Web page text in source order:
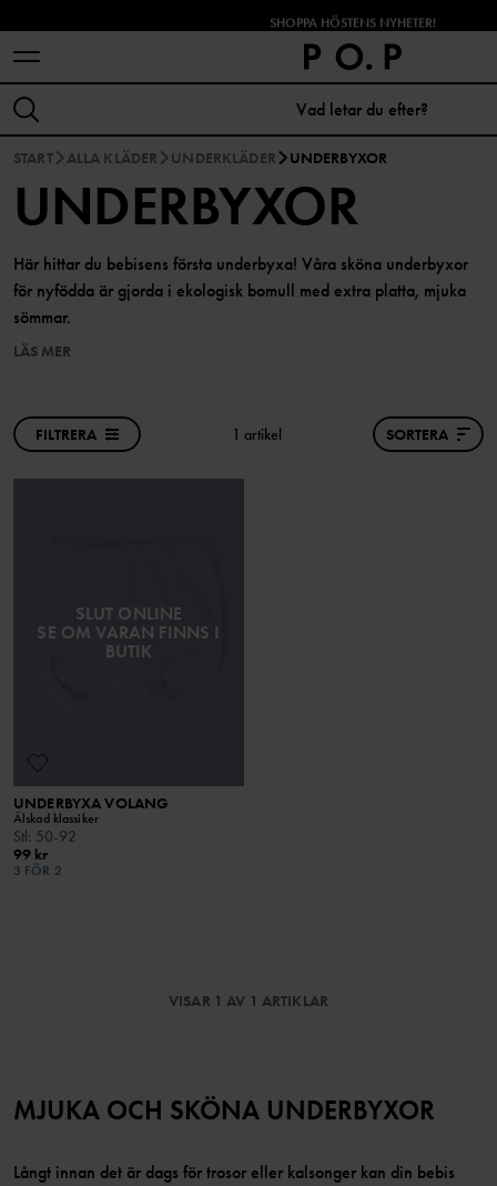
SHOPPA HÖSTENS NYHETER!
START ALLA KLÄDER UNDERKLÄDER UNDERBYXOR
UNDERBYXOR
Här hittar du bebisens första underbyxa! Våra sköna underbyxor
för nyfödda är gjorda i ekologisk bomull med extra platta, mjuka
sömmar.
LÄS MER
FILTRERA 1 artikel SORTERA
SLUT ONLINE
SE OM VARAN FINNS I
BUTIK
UNDERBYXA VOLANG
Älskad klassiker
Stl : 50-92
99 kr
3 FÖR 2
VISAR 1 AV 1 ARTIKLAR
MJUKA OCH SKÖNA UNDERBYXOR
Långt innan det är dags för trosor eller kalsonger kan din bebis